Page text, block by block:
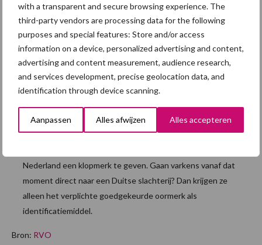
with a transparent and secure browsing experience. The
third-party vendors are processing data for the following
purposes and special features: Store and/or access
information on a device, personalized advertising and content,
advertising and content measurement, audience research,
and services development, precise geolocation data, and
identification through device scanning.
Aanpassen Alles afwijzen Alles accepteren
In 2024 geldt de Rapportageverplichting Werkgebonden
Personenmobiliteit voor alle ondernemingen met meer dan
100 werknemers. Dit geldt ook voor de agrarische sector.
Bent u producent van een innovatief stalsysteem? Of wilt u
als veehouder zo’n stalsysteem gebruiken? Dit regelt u niet
meer allemaal bij RVO, maar ook bij het Omgevingsloket.
U kunt nog wel bij RVO terecht voor het aanvragen van een
advies.
Nederland een klopmerk te geven. Gaan varkens vanaf dat
moment direct naar een Duitse slachterij? Dan krijgen ze
alleen het verplichte goedgekeurde oormerk als
identificatiemiddel.
Bron: RVO